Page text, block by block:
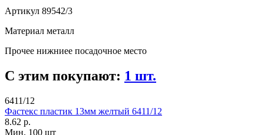
Артикул 89542/3
Материал металл
Прочее нижниее посадочное место
С этим покупают: 1 шт.
6411/12
Фастекс пластик 13мм желтый 6411/12
8.62 р.
Мин. 100 шт